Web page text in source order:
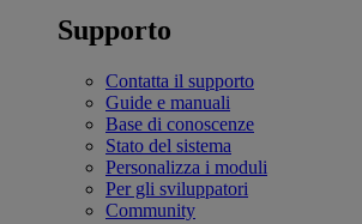
Supporto
Contatta il supporto
Guide e manuali
Base di conoscenze
Stato del sistema
Personalizza i moduli
Per gli sviluppatori
Community